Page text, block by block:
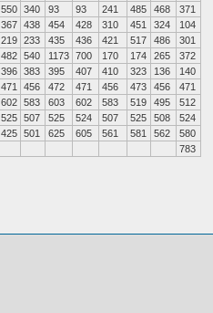
550 340 93 93 241 485 468
371
367 438 454 428 310 451 324
104
219 233 435 436 421 517 486
301
482 540 1173 700 170 174 265
372
396 383 395 407 410 323 136
140
471 456 472 471 456 473 456
471
602 583 603 602 583 519 495
512
525 507 525 524 507 525 508
524
425 501 625 605 561 581 562
580
783